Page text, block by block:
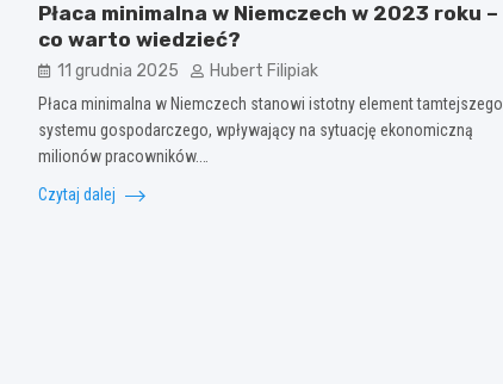
Płaca minimalna w Niemczech w 2023 roku –
co warto wiedzieć?
11 grudnia 2025 Hubert Filipiak
Płaca minimalna w Niemczech stanowi istotny element tamtejszego
systemu gospodarczego, wpływający na sytuację ekonomiczną
milionów pracowników.…
Czytaj dalej